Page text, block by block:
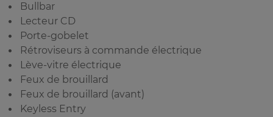
Bullbar
Lecteur CD
Porte-gobelet
Rétroviseurs à commande électrique
Lève-vitre électrique
Feux de brouillard
Feux de brouillard (avant)
Keyless Entry